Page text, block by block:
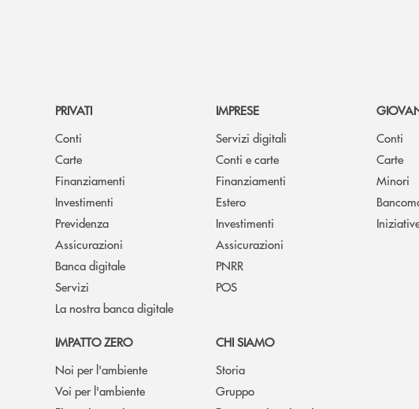
PRIVATI
Conti
Carte
Finanziamenti
Investimenti
Previdenza
Assicurazioni
Banca digitale
Servizi
La nostra banca digitale
IMPRESE
Servizi digitali
Conti e carte
Finanziamenti
Estero
Investimenti
Assicurazioni
PNRR
POS
Conti
Carte
Minori
IMPATTO ZERO
Noi per l'ambiente
Voi per l'ambiente
CHI SIAMO
Storia
Gruppo